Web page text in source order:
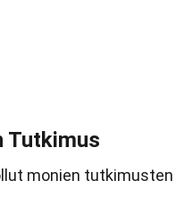
Tutkimus
monien